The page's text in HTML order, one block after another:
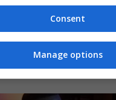
NEXT ARTICLE
3 tem lançamento
Consent
Manage options